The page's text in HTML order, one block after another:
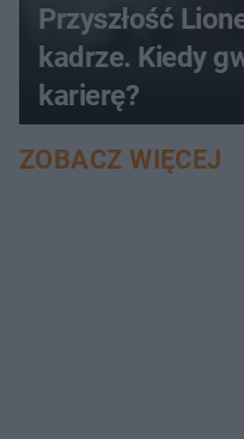
Przyszłość
kadrze. Kiedy
karierę?
ZOBACZ WIĘCEJ